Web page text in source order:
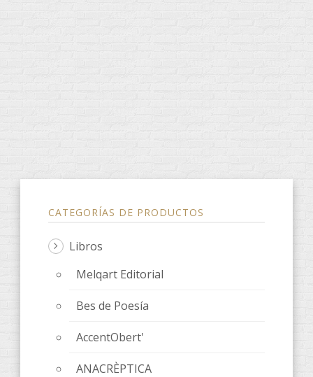
CATEGORÍAS DE PRODUCTOS
Libros
Melqart Editorial
Bes de Poesía
AccentObert'
ANACRÈPTICA